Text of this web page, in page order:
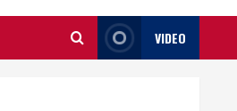
VIDEO